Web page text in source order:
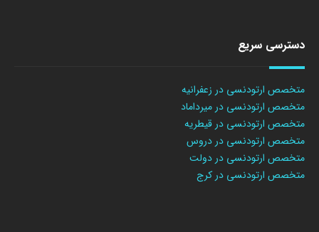
دسترسی سریع
متخصص ارتودنسی در زعفرانیه
متخصص ارتودنسی در میرداماد
متخصص ارتودنسی در قیطریه
متخصص ارتودنسی در دروس
متخصص ارتودنسی در دولت
متخصص ارتودنسی در کرج